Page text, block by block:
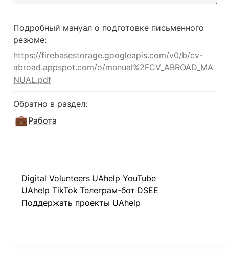
Подробный мануал о подготовке письменного
резюме:
https://firebasestorage.googleapis.com/v0/b/cv-
abroad.appspot.com/o/manual%2FCV_ABROAD_MA
NUAL.pdf
Обратно в раздел:
💼Работа
Digital Volunteers UAhelp YouTube
UAhelp TikTok Телеграм-бот DSEE
Поддержать проекты UAhelp